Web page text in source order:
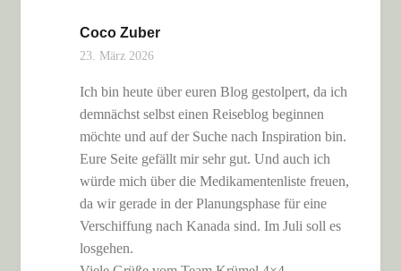
Coco Zuber
23. März 2026
Ich bin heute über euren Blog gestolpert, da ich
demnächst selbst einen Reiseblog beginnen
möchte und auf der Suche nach Inspiration bin.
Eure Seite gefällt mir sehr gut. Und auch ich
würde mich über die Medikamentenliste freuen,
da wir gerade in der Planungsphase für eine
Verschiffung nach Kanada sind. Im Juli soll es
losgehen.